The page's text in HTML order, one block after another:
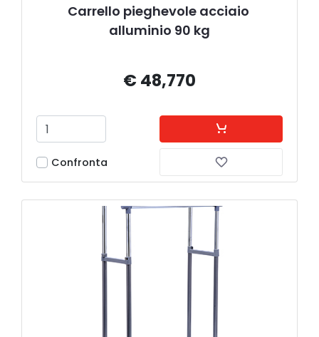
Carrello pieghevole acciaio
alluminio 90 kg
€ 48,770
Confronta